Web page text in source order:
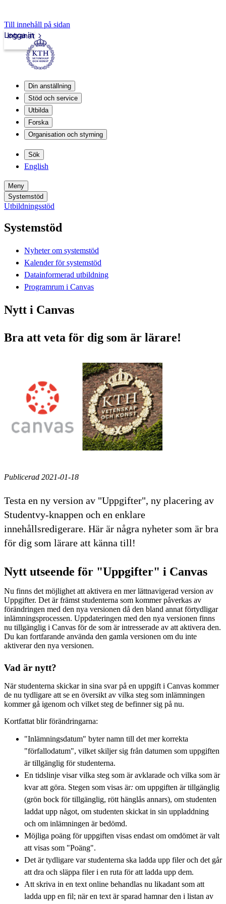
Till innehåll på sidan
Intranät
Logga in
Din anställning
Stöd och service
Utbilda
Forska
Organisation och styrning
Sök
English
Meny
Systemstöd
Utbildningsstöd
Systemstöd
Nyheter om systemstöd
Kalender för systemstöd
Datainformerad utbildning
Programrum i Canvas
Nytt i Canvas
Bra att veta för dig som är lärare!
Publicerad 2021-01-18
Testa en ny version av "Uppgifter", ny placering av
Studentvy-knappen och en enklare
innehållsredigerare. Här är några nyheter som är bra
för dig som lärare att känna till!
Nytt utseende för "Uppgifter" i Canvas
Nu finns det möjlighet att aktivera en mer lättnavigerad version av
Uppgifter. Det är främst studenterna som kommer påverkas av
förändringen med den nya versionen då den bland annat förtydligar
inlämningsprocessen. Uppdateringen med den nya versionen finns
nu tillgänglig i Canvas för de som är intresserade av att aktivera den.
Du kan fortfarande använda den gamla versionen om du inte
aktiverar den nya versionen.
Vad är nytt?
När studenterna skickar in sina svar på en uppgift i Canvas kommer
de nu tydligare att se en översikt av vilka steg som inlämningen
kommer gå igenom och vilket steg de befinner sig på nu.
Kortfattat blir förändringarna:
"Inlämningsdatum" byter namn till det mer korrekta
"förfallodatum", vilket skiljer sig från datumen som uppgiften
är tillgänglig för studenterna.
En tidslinje visar vilka steg som är avklarade och vilka som är
kvar att göra. Stegen som visas är: om uppgiften är tillgänglig
(grön bock för tillgänglig, rött hänglås annars), om studenten
laddat upp något, om studenten skickat in sin uppladdning
och om inlämningen är bedömd.
Möjliga poäng för uppgiften visas endast om omdömet är valt
att visas som "Poäng".
Det är tydligare var studenterna ska ladda upp filer och det går
att dra och släppa filer i en ruta för att ladda upp dem.
Att skriva in en text online behandlas nu likadant som att
ladda upp en fil; när en text är sparad hamnar den i listan av